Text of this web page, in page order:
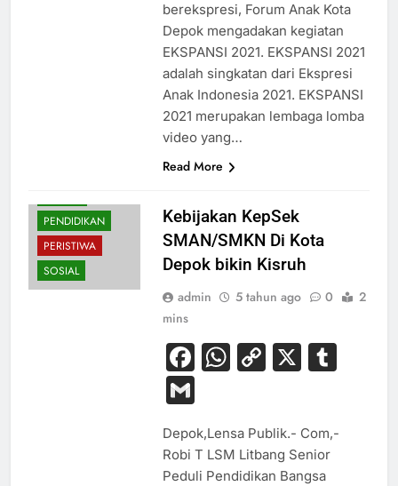
berekspresi, Forum Anak Kota
Depok mengadakan kegiatan
EKSPANSI 2021. EKSPANSI 2021
adalah singkatan dari Ekspresi
Anak Indonesia 2021. EKSPANSI
2021 merupakan lembaga lomba
video yang…
Read More
PENDIDIKAN
PERISTIWA
SOSIAL
Kebijakan KepSek
SMAN/SMKN Di Kota
Depok bikin Kisruh
admin 5 tahun ago 0
2
mins
Facebook
WhatsApp
Copy
X
Gmail
Depok,Lensa Publik.- Com,-
Robi T LSM Litbang Senior
Peduli Pendidikan Bangsa